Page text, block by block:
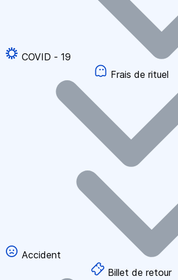
COVID - 19
Frais de rituel
Accident
Billet de retour